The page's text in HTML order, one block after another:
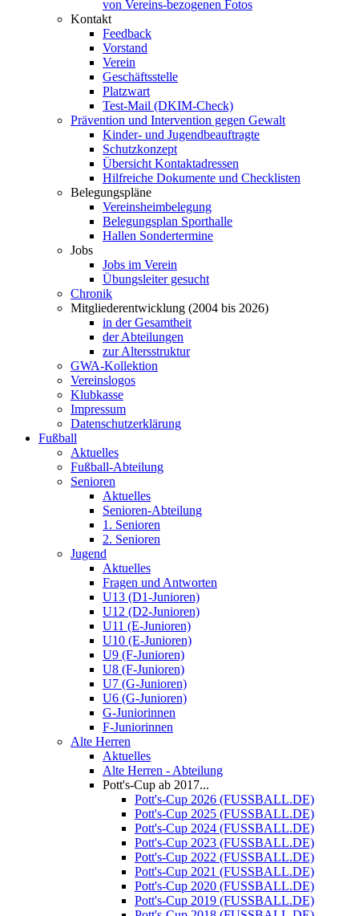
von Vereins-bezogenen Fotos
Kontakt
Feedback
Vorstand
Verein
Geschäftsstelle
Platzwart
Test-Mail (DKIM-Check)
Prävention und Intervention gegen Gewalt
Kinder- und Jugendbeauftragte
Schutzkonzept
Übersicht Kontaktadressen
Hilfreiche Dokumente und Checklisten
Belegungspläne
Vereinsheimbelegung
Belegungsplan Sporthalle
Hallen Sondertermine
Jobs
Jobs im Verein
Übungsleiter gesucht
Chronik
Mitgliederentwicklung (2004 bis 2026)
in der Gesamtheit
der Abteilungen
zur Altersstruktur
GWA-Kollektion
Vereinslogos
Klubkasse
Impressum
Datenschutzerklärung
Fußball
Aktuelles
Fußball-Abteilung
Senioren
Aktuelles
Senioren-Abteilung
1. Senioren
2. Senioren
Jugend
Aktuelles
Fragen und Antworten
U13 (D1-Junioren)
U12 (D2-Junioren)
U11 (E-Junioren)
U10 (E-Junioren)
U9 (F-Junioren)
U8 (F-Junioren)
U7 (G-Junioren)
U6 (G-Junioren)
G-Juniorinnen
F-Juniorinnen
Alte Herren
Aktuelles
Alte Herren - Abteilung
Pott's-Cup ab 2017...
Pott's-Cup 2026 (FUSSBALL.DE)
Pott's-Cup 2025 (FUSSBALL.DE)
Pott's-Cup 2024 (FUSSBALL.DE)
Pott's-Cup 2023 (FUSSBALL.DE)
Pott's-Cup 2022 (FUSSBALL.DE)
Pott's-Cup 2021 (FUSSBALL.DE)
Pott's-Cup 2020 (FUSSBALL.DE)
Pott's-Cup 2019 (FUSSBALL.DE)